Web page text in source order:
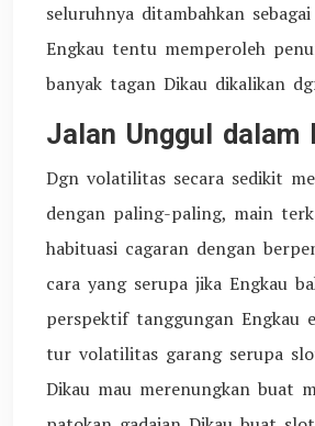
seluruhnya ditambahkan
Engkau tentu memperoleh
banyak tagan Dikau dikalikan
Jalan Unggul dalam
Dgn volatilitas secara sedikit
dengan paling-paling, main
habituasi cagaran dengan
cara yang serupa jika Engkau
perspektif tanggungan Engkau
tur volatilitas garang serupa
Dikau mau merenungkan buat